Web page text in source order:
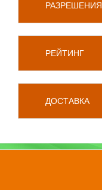
РАЗРЕШЕНИЯ
РЕЙТИНГ
ДОСТАВКА